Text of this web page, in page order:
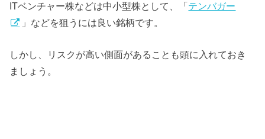
ITベンチャー株などは中小型株として、「テンバガー
」などを狙うには良い銘柄です。
しかし、リスクが高い側面があることも頭に入れておき
ましょう。